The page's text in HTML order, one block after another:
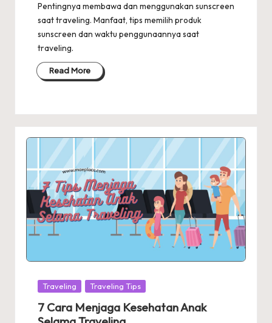
Pentingnya membawa dan menggunakan sunscreen
saat traveling. Manfaat, tips memilih produk
sunscreen dan waktu penggunaannya saat
traveling.
Read More
Posted
Traveling Traveling Tips
7 Cara Menjaga Kesehatan Anak